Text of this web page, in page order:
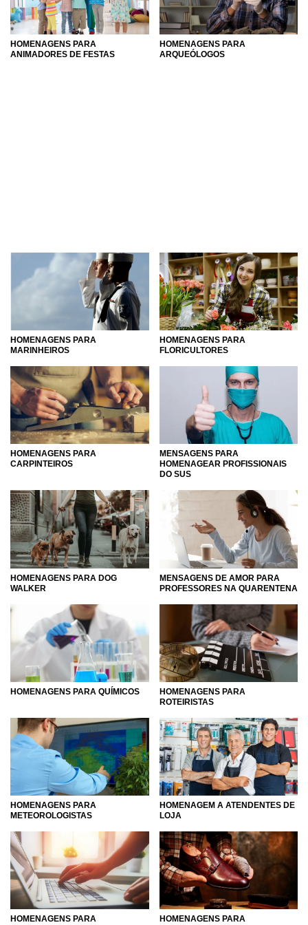
HOMENAGENS PARA
ANIMADORES DE FESTAS
HOMENAGENS PARA
ARQUEÓLOGOS
HOMENAGENS PARA
MARINHEIROS
HOMENAGENS PARA
FLORICULTORES
HOMENAGENS PARA
CARPINTEIROS
MENSAGENS PARA
HOMENAGEAR PROFISSIONAIS
DO SUS
HOMENAGENS PARA DOG
WALKER
MENSAGENS DE AMOR PARA
PROFESSORES NA QUARENTENA
HOMENAGENS PARA QUÍMICOS
HOMENAGENS PARA
ROTEIRISTAS
HOMENAGENS PARA
METEOROLOGISTAS
HOMENAGEM A ATENDENTES DE
LOJA
HOMENAGENS PARA
HOMENAGENS PARA